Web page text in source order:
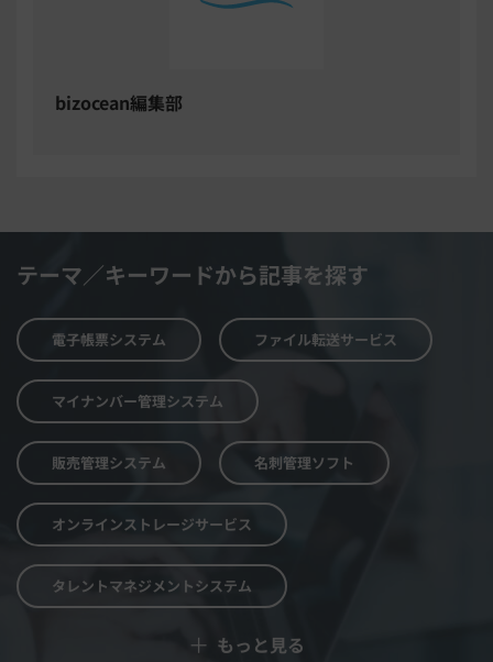
bizocean編集部
テーマ／キーワードから記事を探す
電子帳票システム ファイル転送サービス
マイナンバー管理システム
販売管理システム 名刺管理ソフト
オンラインストレージサービス
タレントマネジメントシステム
Web面接システム
＋ もっと見る